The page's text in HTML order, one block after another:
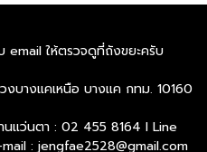
email ให้ตรวจดูที่ถังขยะครับ
างแคเหนือ บางแค กทม. 10160
แว่นตา : 02 455 8164 l Line
: jengfae2528@gmail.com